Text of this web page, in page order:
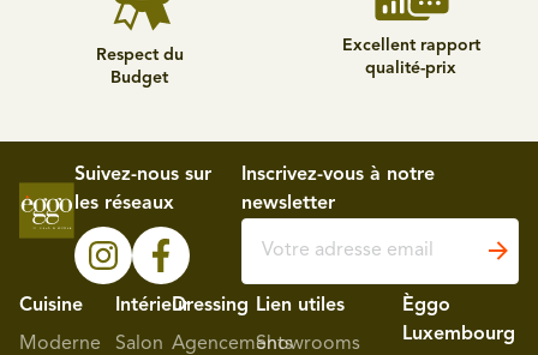
Respect du
Budget
Excellent rapport
qualité-prix
Suivez-nous sur
les réseaux
Inscrivez-vous à notre
newsletter
Cuisine
Moderne
Intérieur
Salon
Dressing
Agencements
Lien utiles
Showrooms
Èggo
Luxembourg